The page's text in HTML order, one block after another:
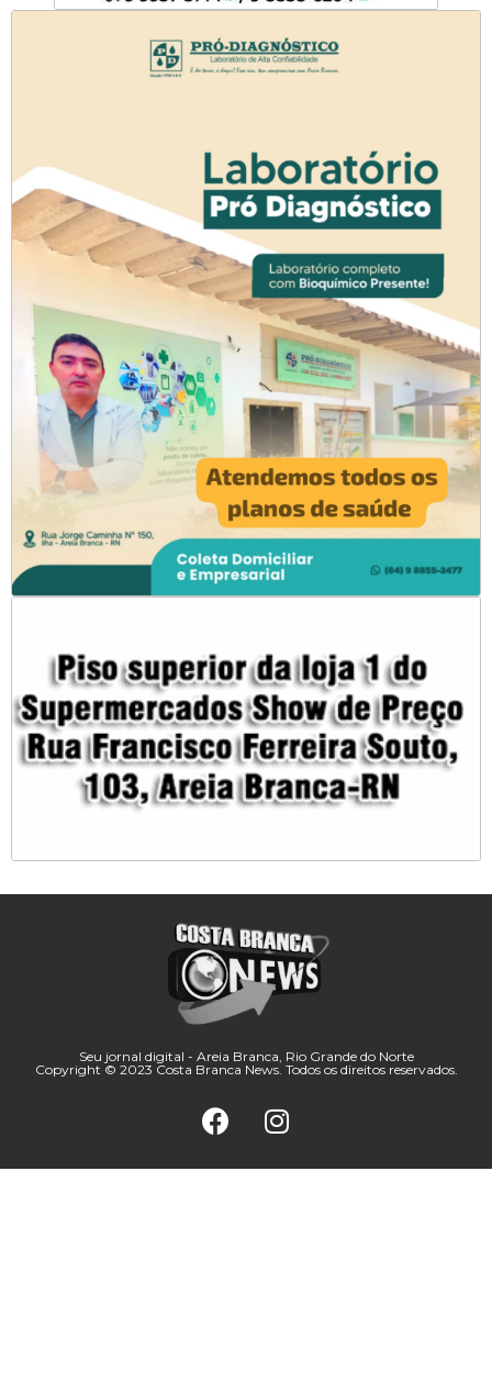
Seu jornal digital - Areia Branca, Rio Grande do Norte
Copyright © 2023 Costa Branca News. Todos os direitos reservados.